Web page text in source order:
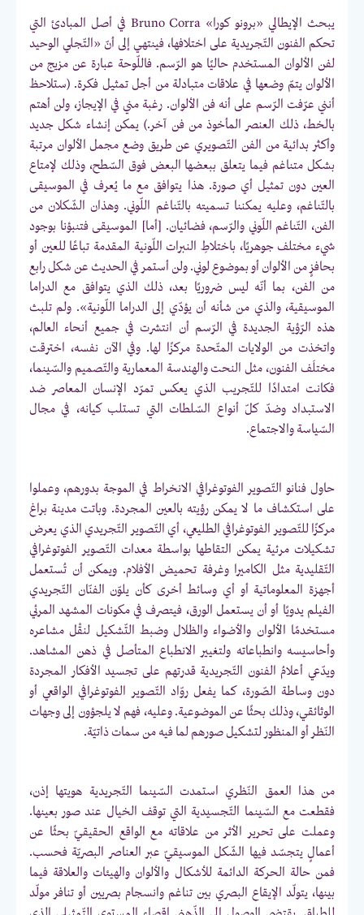
يبحث الإيطالي «برونو كورا» Bruno Corra في أصل المبادئ التي
تحكم الفنون التّجريدية على اختلافها، فينتهي إلى أنّ «التّجلي الوحيد
لفن الألوان المستخدم حاليًا هو الرّسم. فاللّوحة عبارة عن مزيج من
الألوان يتمّ وضعها في علاقات متبادلة من أجل تمثيل فكرة. (ستلاحظ
أنني عرّفت الرّسم على أنه فن الألوان. رغبة مني في الإيجاز، ولن أهتم
بالخط، ذلك العنصر المأخوذ من فن آخر.) يمكن إنشاء شكل جديد
وأكثر بدائية من الفن التّصويري عن طريق وضع مجمل الألوان مرتبة
بشكل متناغم فيما يتعلق ببعضها البعض فوق السّطح، وذلك لإمتاع
العين دون تمثيل أي صورة. هذا يتوافق مع ما يُعرف في الموسيقى
بالتّناغم، وعليه يمكننا تسميته بالتّناغم اللّوني. وهذان الشّكلان من
الفن، التّناغم اللّوني والرّسم، فضائيان. [أما] الموسيقى فتنبؤنا بوجود
شيء مختلف جوهريًا، باختلاطِ النبرات اللّونية المقدمة تباعًا للعين أو
بحافزٍ من الألوان أو بموضوع لوني. ولن أستمر في الحديث عن شكل رابع
من الفن، بما أنّه ليس ضروريًا بعد، ذلك الذي يتوافق مع الدراما
الموسيقية، والذي من شأنه أن يؤدّي إلى الدراما اللّونية». ولم تلبث
هذه الرّؤية الجديدة في الرّسم أن انتشرت في جميع أنحاء العالم،
واتخذت من الولايات المتّحدة مركزًا لها. وفي الآن نفسه، اخترقت
مختلَف الفنون، مثل النحت والهندسة المعمارية والتّصميم والسّينما،
فكانت امتدادًا للتّجريب الذي يعكس تمرّد الإنسان المعاصر ضد
الاستبداد وضدّ كلّ أنواع السّلطات التي تستلب كيانه، في مجال
السّياسة والاجتماع.
حاول فنانو التّصوير الفوتوغرافي الانخراط في الموجة بدورهم، وعملوا
على استكشاف ما لا يمكن رؤيته بالعين المجردة. وباتت مدينة براغ
مركزًا للتّصوير الفوتوغرافي الطليعي، أي التّصوير التّجريدي الذي يعرض
تشكيلات مرئية يمكن التقاطها بواسطة معدات التّصوير الفوتوغرافي
التّقليدية مثل الكاميرا وغرفة تحميض الأفلام. ويمكن أن تُستعمل
أجهزة المعلوماتية أو أي وسائط أخرى كأن يلوّن الفنّان التّجريدي
الفيلم يدويًا أو أن يستعمل الورق، فيتصرف في مكونات المشهد المرئي
مستخدمًا الألوان والأضواء والظلال وضبط التّشكيل لنقْل مشاعره
وأحاسيسه وانطباعاته ولتغيير الانطباع المتأصل في ذهن المشاهد.
ويدّعي أعلامُ الفنون التّجريدية قدرتهم على تجسيد الأفكار المجردة
دون وساطة الصّورة، كما يفعل روّاد التّصوير الفوتوغرافي الواقعي أو
الوثائقي، وذلك بحثًا عن الموضوعية. وعليه، فهم لا يلجؤون إلى وجهات
النّظر أو المنظور لتشكيل صورهم لما فيه من سمات ذاتيّة.
من هذا العمق النّظري استمدت السّينما التّجريدية هويتها إذن،
فقطعت مع السّينما التّجسيدية التي توقف الخيال عند صور بعينها.
وعملت على تحرير الأثر من علاقاته مع الواقع الحقيقيّ بحثًا عن
أعمالٍ يتجسّد فيها الشّكل الموسيقيّ عبر العناصر البصريّة فحسب.
فمن حالة الحركة الدائمة للأشكال والألوان والهيئات والعلاقة فيما
بينها، يتولّد الإيقاع البصري بين تناغم وانسجام بصريين أو تنافر مولّد